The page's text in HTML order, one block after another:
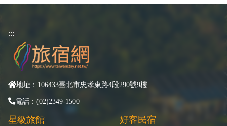
:::
地址：106433臺北市忠孝東路4段290號9樓
電話：(02)2349-1500
星級旅館
好客民宿